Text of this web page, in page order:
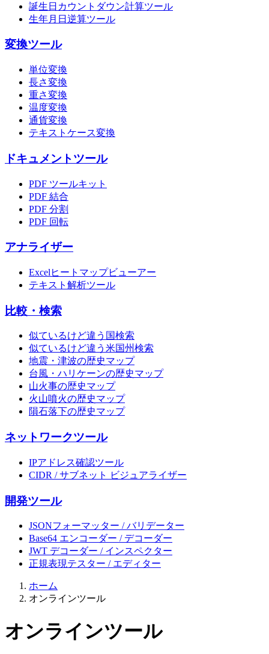
誕生日カウントダウン計算ツール
生年月日逆算ツール
変換ツール
単位変換
長さ変換
重さ変換
温度変換
通貨変換
テキストケース変換
ドキュメントツール
PDF ツールキット
PDF 結合
PDF 分割
PDF 回転
アナライザー
Excelヒートマップビューアー
テキスト解析ツール
比較・検索
似ているけど違う国検索
似ているけど違う米国州検索
地震・津波の歴史マップ
台風・ハリケーンの歴史マップ
山火事の歴史マップ
火山噴火の歴史マップ
隕石落下の歴史マップ
ネットワークツール
IPアドレス確認ツール
CIDR / サブネット ビジュアライザー
開発ツール
JSONフォーマッター / バリデーター
Base64 エンコーダー / デコーダー
JWT デコーダー / インスペクター
正規表現テスター / エディター
ホーム
オンラインツール
オンラインツール